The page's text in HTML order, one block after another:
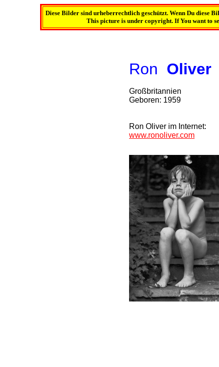
Diese Bilder sind urheberrechtlich geschützt. Wenn Du diese
This picture is under copyright. If You want to
Ron Oliver
Großbritannien
Geboren: 1959
Ron Oliver im Internet:
www.ronoliver.com